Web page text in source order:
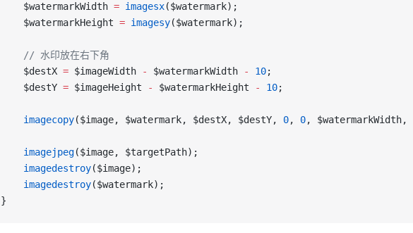
    $watermarkWidth
= imagesx($watermark);
    $watermarkHeight
= imagesy($watermark);
    // 水印放在右下角
    $destX
= $imageWidth - $watermarkWidth - 10;
    $destY
= $imageHeight - $watermarkHeight - 10;
    imagecopy
($image, $watermark, $destX, $destY, 0, 0,
    imagejpeg
($image, $targetPath);
    imagedestroy
($image);
    imagedestroy
($watermark);
}